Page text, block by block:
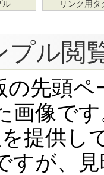
ル リンク用タ
プル閲
の先頭
画像で
を提供し
すが、